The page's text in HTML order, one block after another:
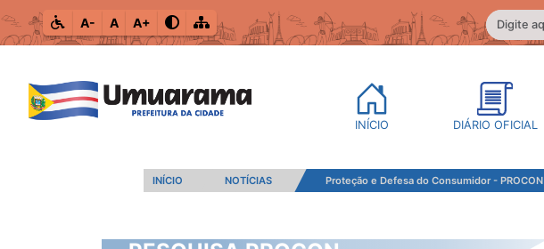
A- A A+
INÍCIO DIÁRIO OFICIAL
INÍCIO NOTÍCIAS Proteção e Defesa do Consumidor - PROCON